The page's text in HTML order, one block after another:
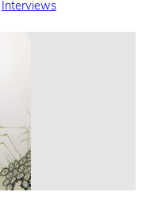
Interviews